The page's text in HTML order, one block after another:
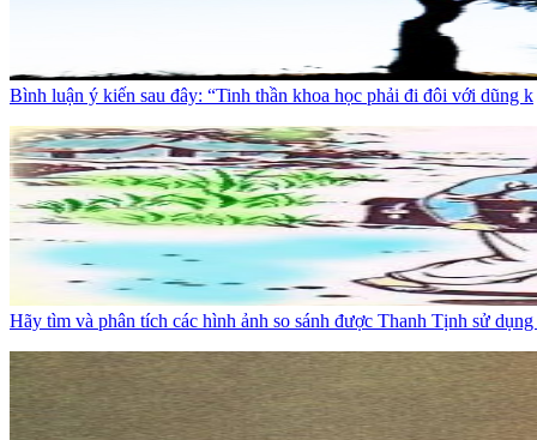
Bình luận ý kiến sau đây: “Tinh thần khoa học phải đi đôi với dũng k
Hãy tìm và phân tích các hình ảnh so sánh được Thanh Tịnh sử